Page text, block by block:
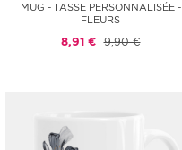
MUG - TASSE PERSONNALISÉE -
FLEURS
8,91 € 9,90 €